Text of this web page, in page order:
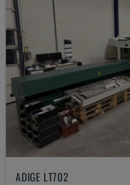
ADIGE LT702